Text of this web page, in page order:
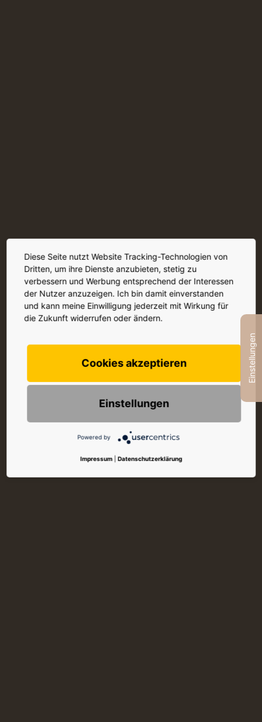
Einstellungen
Diese Seite nutzt Website Tracking-Technologien von
Dritten, um ihre Dienste anzubieten, stetig zu
verbessern und Werbung entsprechend der Interessen
der Nutzer anzuzeigen. Ich bin damit einverstanden
und kann meine Einwilligung jederzeit mit Wirkung für
die Zukunft widerrufen oder ändern.
Cookies akzeptieren
Einstellungen
Powered by
Impressum Datenschutzerklärung